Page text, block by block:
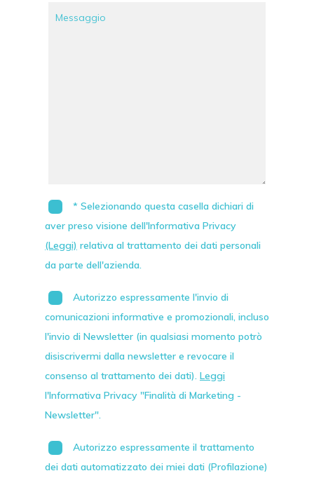
* Selezionando questa casella dichiari di
aver preso visione dell'Informativa Privacy
(Leggi) relativa al trattamento dei dati personali
da parte dell'azienda.
Autorizzo espressamente l'invio di
comunicazioni informative e promozionali, incluso
l'invio di Newsletter (in qualsiasi momento potrò
disiscrivermi dalla newsletter e revocare il
consenso al trattamento dei dati). Leggi
l'Informativa Privacy "Finalità di Marketing -
Newsletter".
Autorizzo espressamente il trattamento
dei dati automatizzato dei miei dati (Profilazione)